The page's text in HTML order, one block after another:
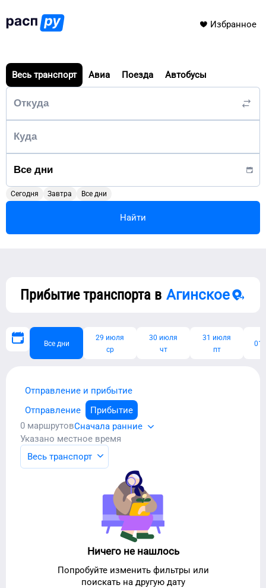
Избранное
Весь транспорт Авиа Поезда Автобусы
Сегодня Завтра Все дни
Найти
Прибытие транспорта в Агинское
Все дни
29 июля
ср
30 июля
чт
31 июля
пт
01
Отправление и прибытие
Отправление
Прибытие
0 маршрутовСначала ранние
Указано местное время
Весь транспорт
Ничего не нашлось
Попробуйте изменить фильтры или
поискать на другую дату